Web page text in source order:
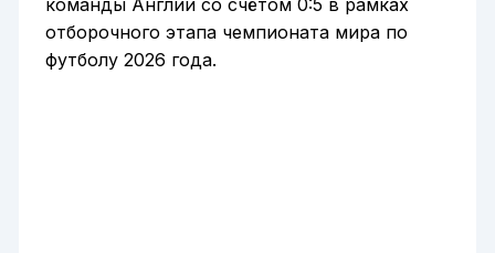
отборочного этапа чемпионата мира по
футболу 2026 года.